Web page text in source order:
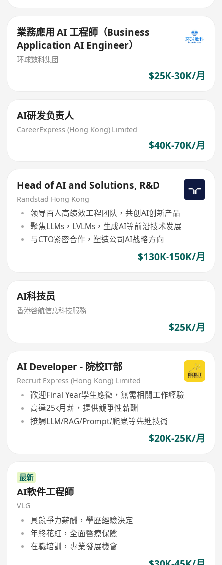
業務應用 AI 工程師（Business
Application AI Engineer）
环球数科集团
$25K-30K/月
AI研发负责人
CareerExpress (Hong Kong) Limited
$40K-70K/月
Head of AI and Solutions, R&D
Randstad Hong Kong
领导百人高绩效工程团队，共创AI创新产品
聚焦LLMs，LVLMs，生成AI等前沿技术发展
与CTO紧密合作，塑造公司AI战略方向
$130K-150K/月
AI科技员
香港啓航信息科技服務
$25K/月
AI Developer - 院校IT部
Recruit Express (Hong Kong) Limited
歡迎Final Year學生應徵，無需相關工作經驗
高達25k月薪，提供競爭性薪酬
接觸LLM/RAG/Prompt/爬蟲等先進技術
$20K-25K/月
最新
AI軟件工程師
VLG
具競爭力薪酬，學歷經驗決定
年終花紅，全面醫療保險
在職培訓，專業發展機會